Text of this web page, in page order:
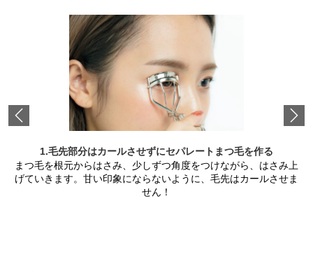
Previous
1.毛先部分はカールさせずにセパレートまつ毛を作る
まつ毛を根元からはさみ、少しずつ角度をつけながら、はさみ上
げていきます。甘い印象にならないように、毛先はカールさせま
せん！